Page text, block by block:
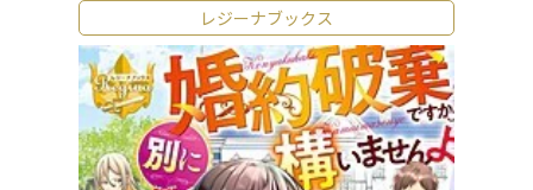
レジーナブックス